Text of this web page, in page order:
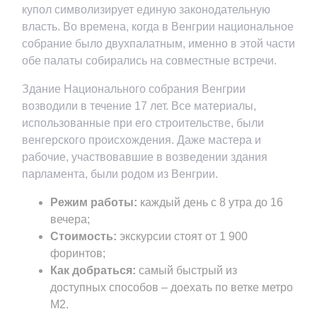
купол символизирует единую законодательную
власть. Во времена, когда в Венгрии национальное
собрание было двухпалатным, именно в этой части
обе палаты собирались на совместные встречи.
Здание Национального собрания Венгрии
возводили в течение 17 лет. Все материалы,
использованные при его строительстве, были
венгерского происхождения. Даже мастера и
рабочие, участвовавшие в возведении здания
парламента, были родом из Венгрии.
Режим работы: каждый день с 8 утра до 16
вечера;
Стоимость: экскурсии стоят от 1 900
форинтов;
Как добраться: самый быстрый из
доступных способов – доехать по ветке метро
М2.